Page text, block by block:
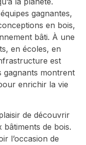
gagnantes,
en bois,
bâti. À une
en écoles, en
est
gagnants montrent
enrichir la vie
de découvrir
de bois.
l’occasion de